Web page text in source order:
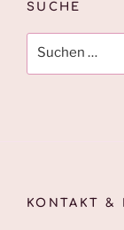
SUCHE
KONTAKT &